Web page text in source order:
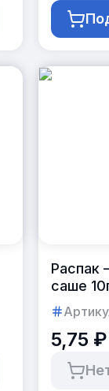
Распак
саше
5,75 ₽